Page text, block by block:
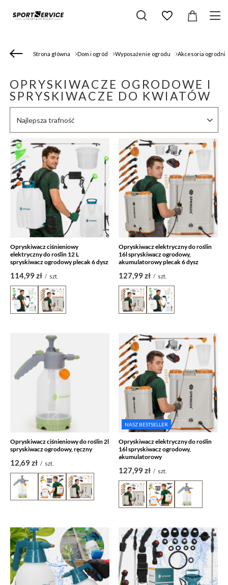
Strona główna Dom i ogród Wyposażenie ogrodu Akcesoria
OPRYSKIWACZE OGRODOWE I
SPRYSKIWACZE DO KWIATÓW
Zmień sortowanie
Najlepsza trafność
Opryskiwacz ciśnieniowy
elektryczny do roślin 12 L
spryskiwacz ogrodowy plecak 6 dysz
114,99 zł / szt.
Opryskiwacz elektryczny do roślin
16l spryskiwacz ogrodowy,
akumulatorowy plecak 6 dysz
127,99 zł / szt.
Opryskiwacz ciśnieniowy do roślin 2l
spryskiwacz ogrodowy, ręczny
12,69 zł / szt.
NASZ BESTSELLER
Opryskiwacz elektryczny do roślin
16l spryskiwacz ogrodowy,
akumulatorowy
127,99 zł / szt.